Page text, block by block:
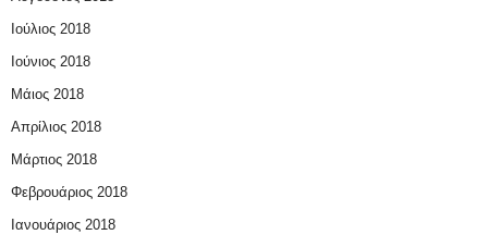
Ιούλιος 2018
Ιούνιος 2018
Μάιος 2018
Απρίλιος 2018
Μάρτιος 2018
Φεβρουάριος 2018
Ιανουάριος 2018